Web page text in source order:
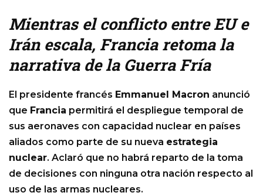
Mientras el conflicto entre EU e
Irán escala, Francia retoma la
narrativa de la Guerra Fría
El presidente francés Emmanuel Macron anunció
que Francia permitirá el despliegue temporal de
sus aeronaves con capacidad nuclear en países
aliados como parte de su nueva estrategia
nuclear. Aclaró que no habrá reparto de la toma
de decisiones con ninguna otra nación respecto al
uso de las armas nucleares.